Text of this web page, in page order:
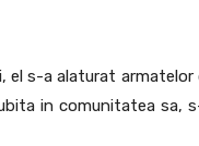
el s-a alaturat
in comunitatea sa,